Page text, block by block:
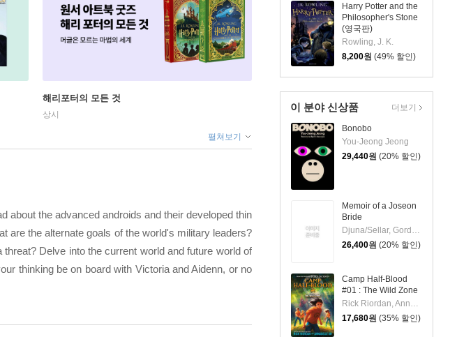
Harry Potter and the
Philosopher's Stone
(영국판)
Rowling, J. K.
8,200원 (49% 할인)
이 분야 신상품
Bonobo
You-Jeong Jeong
29,440원 (20% 할인)
Memoir of a Joseon
Bride
Djuna/Sellar, Gord(TRN)
26,400원 (20% 할인)
Camp Half-Blood
#01 : The Wild Zone
17,680원 (35% 할인)
더보기
해리포터의 모든 것
상시
펼쳐보기
about the advanced androids and their developed thin
are the alternate goals of the world's military leaders?
Delve into the current world and future world of
thinking be on board with Victoria and Aidenn, or no